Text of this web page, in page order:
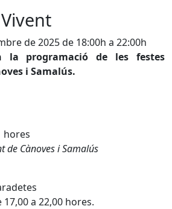
de 2025 de 18:00h a 22:00h
la programació de les festes
i Samalús.
hores
de Cànoves i Samalús
a 22,00 hores.